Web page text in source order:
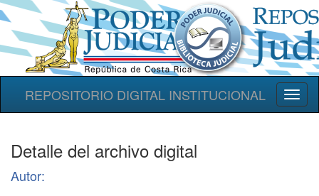
REPOSITORIO DIGITAL INSTITUCIONAL
Detalle del archivo digital
Autor: